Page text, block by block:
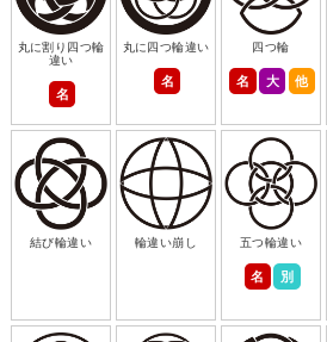
丸に割り四つ輪
違い
名
丸に四つ輪違い
名
四つ輪
名 大 他
結び輪違い 輪違い崩し 五つ輪違い
名 別